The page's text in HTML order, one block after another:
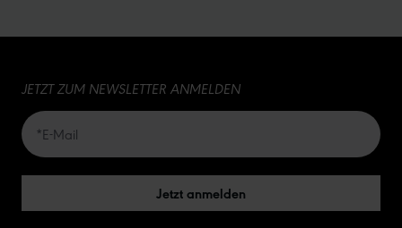
20
JETZT ZUM NEWSLETTER ANMELDEN
Jetzt anmelden